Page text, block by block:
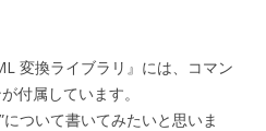
変換ライブラリ』には、コマン
付属しています。
ついて書いてみたいと思いま